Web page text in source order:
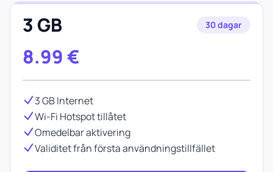
3 GB 30 dagar
8.99 €
3 GB Internet
Wi-Fi Hotspot tillåtet
Omedelbar aktivering
Validitet från första användningstillfället